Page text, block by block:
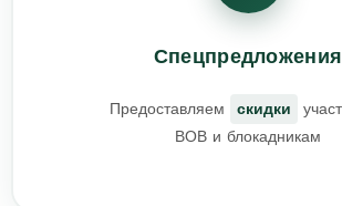
Спецпредложения
Предоставляем скидки
ВОВ и блокадникам